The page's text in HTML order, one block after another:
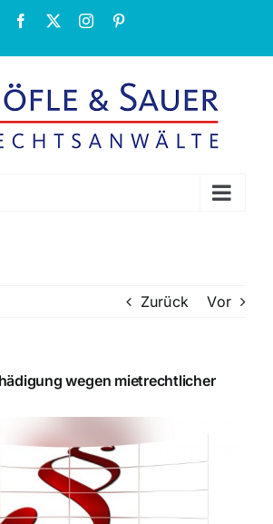
Facebook Instagram
Zurück Vor
wegen mietrechtlicher